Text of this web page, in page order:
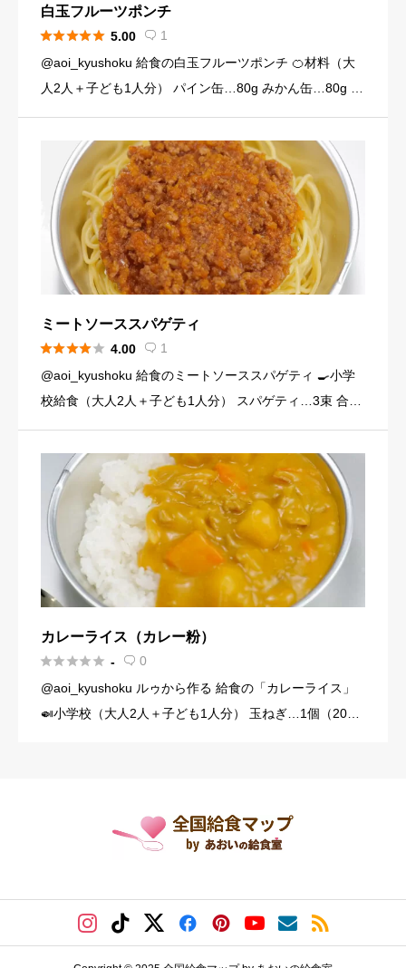
白玉フルーツポンチ
 5.00  1
@aoi_kyushoku 給食の白玉フルーツポンチ 🍊材料（大
人2人＋子ども1人分） パイン缶…80g みかん缶…80g 黄
4g） （白玉団子） 白玉粉… […]
ミートソーススパゲティ
 4.00  1
@aoi_kyushoku 給食のミートソーススパゲティ 🍳小学
校給食（大人2人＋子ども1人分） スパゲティ…3束 合い
（120g） にんにくチューブ…少々（1 […]
カレーライス（カレー粉）
 -  0
@aoi_kyushoku ルゥから作る 給食の「カレーライス」
🍛小学校（大人2人＋子ども1人分） 玉ねぎ…1個（200